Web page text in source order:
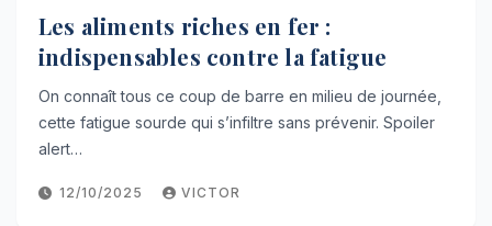
Les aliments riches en fer :
indispensables contre la fatigue
On connaît tous ce coup de barre en milieu de journée,
cette fatigue sourde qui s’infiltre sans prévenir. Spoiler
alert…
12/10/2025 VICTOR